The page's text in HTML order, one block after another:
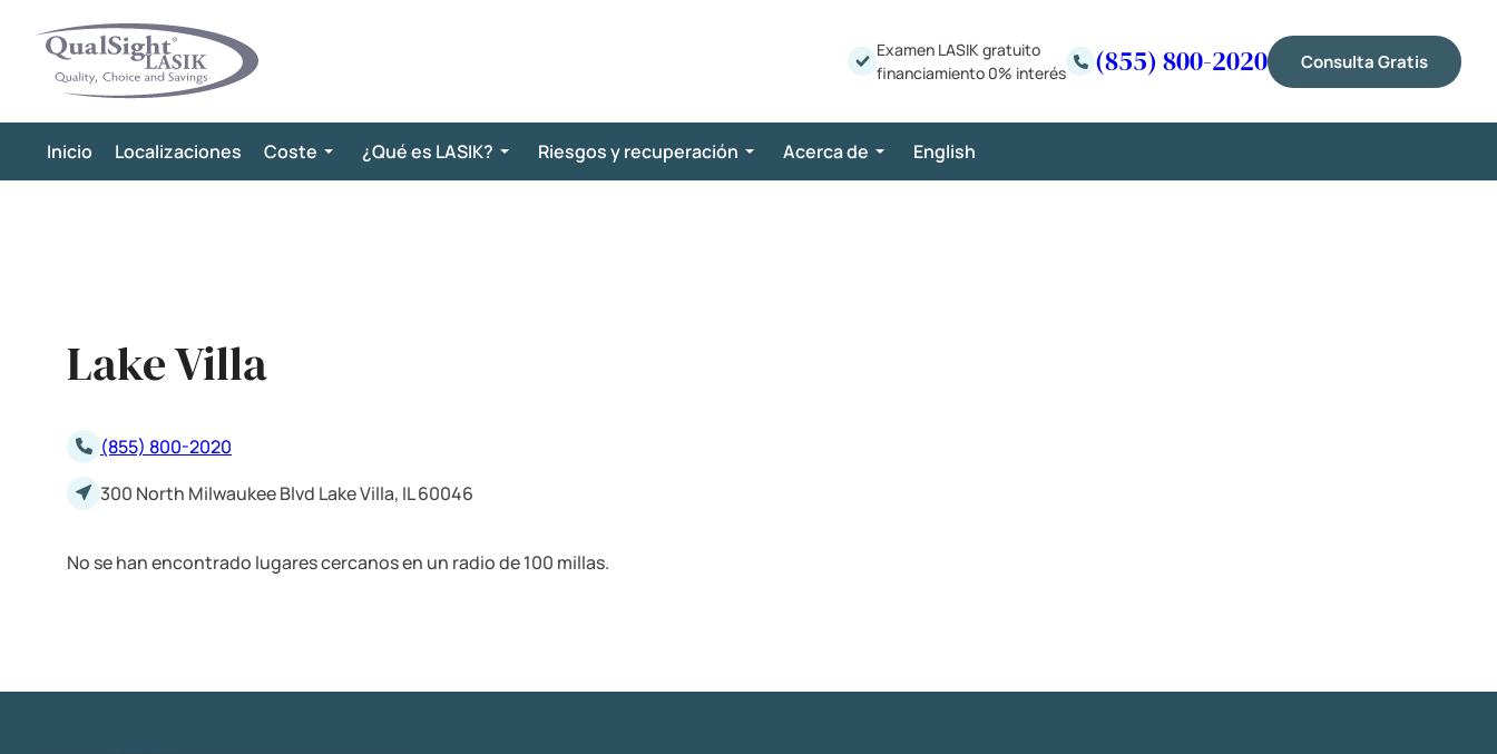
contenido
Examen LASIK gratuito
financiamiento 0% interés
(855) 800-2020 Consulta Gratis
Inicio Localizaciones Coste ¿Qué es LASIK? Riesgos y recuperación Acerca de English
Lake Villa
(855) 800-2020
300 North Milwaukee Blvd Lake Villa, IL 60046
No se han encontrado lugares cercanos en un radio de 100 millas.